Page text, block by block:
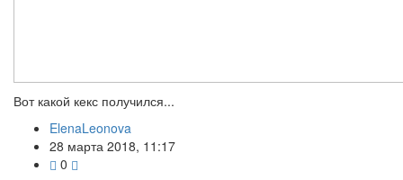
Вот какой кекс получился...
ElenaLeonova
28 марта 2018, 11:17
0